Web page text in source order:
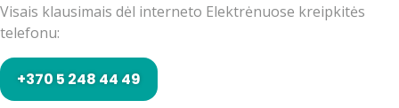
Visais klausimais dėl interneto Elektrėnuose kreipkitės
telefonu:
+370 5 248 44 49